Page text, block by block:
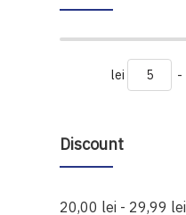
lei -
Discount
20,00 lei - 29,99 lei